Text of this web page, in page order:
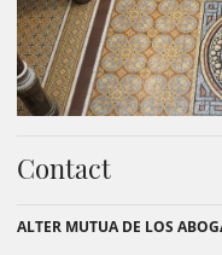
Contact
ALTER MUTUA DE LOS